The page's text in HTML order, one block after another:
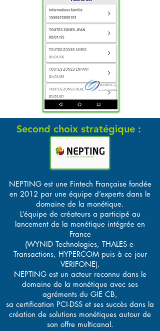
Second choix stratégique :
NEPTING est une Fintech Française fondée
en 2012 par une équipe d’experts dans le
domaine de la monétique.
L’équipe de créateurs a participé au
lancement de la monétique intégrée en
France
(WYNID Technologies, THALES e-
Transactions, HYPERCOM puis à ce jour
VERIFONE).
NEPTING est un acteur reconnu dans le
domaine de la monétique avec ses
agréments du GIE CB,
sa certification PCI-DSS et ses succès dans la
création de solutions monétiques autour de
son offre multicanal.